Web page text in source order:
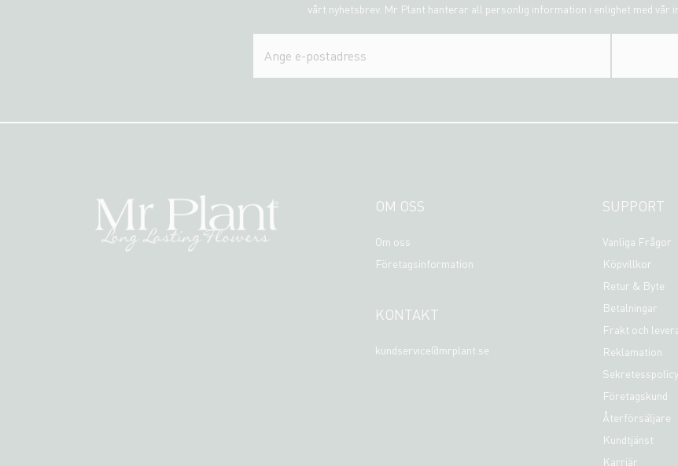
vårt nyhetsbrev. Mr Plant hanterar all personlig information i enlighet med vår
OM OSS
Om oss
Företagsinformation
KONTAKT
kundservice@mrplant.se
SUPPORT
Vanliga Frågor
Köpvillkor
Retur & Byte
Betalningar
Frakt och
Reklamation
Sekretesspolicy
Företagskund
Återförsäljare
Kundtjänst
Karriär